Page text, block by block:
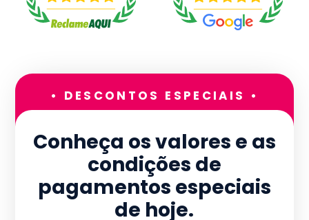
• DESCONTOS ESPECIAIS •
Conheça os valores e as
condições de
pagamentos especiais
de hoje.